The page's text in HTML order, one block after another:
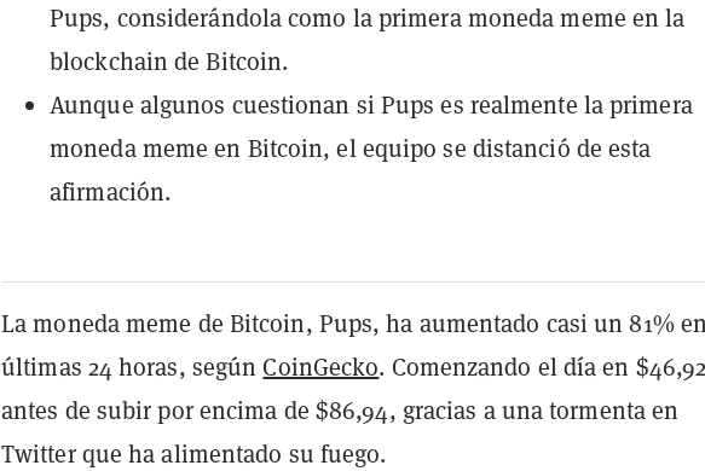
Pups, considerándola como la primera moneda meme en la
blockchain de Bitcoin.
Aunque algunos cuestionan si Pups es realmente la primera
moneda meme en Bitcoin, el equipo se distanció de esta
afirmación.
La moneda meme de Bitcoin, Pups, ha aumentado casi un 81%
últimas 24 horas, según CoinGecko. Comenzando el día en
antes de subir por encima de $86,94, gracias a una tormenta en
Twitter que ha alimentado su fuego.